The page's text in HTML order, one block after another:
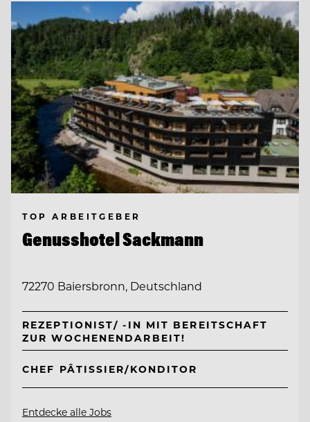
TOP ARBEITGEBER
Genusshotel Sackmann
72270 Baiersbronn, Deutschland
REZEPTIONIST/ -IN MIT BEREITSCHAFT
ZUR WOCHENENDARBEIT!
CHEF PÂTISSIER/KONDITOR
Entdecke alle Jobs